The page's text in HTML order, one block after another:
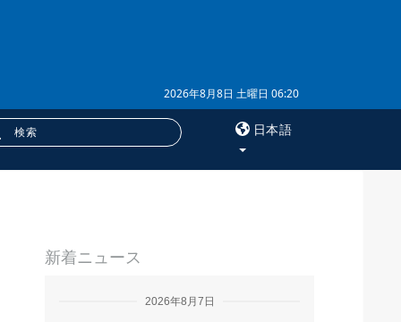
2026年8月8日 土曜日 06:20
日本語
購読
新着ニュース
2026年8月7日